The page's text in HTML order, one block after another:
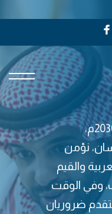
إتساقًا مع رؤية المملكة 2030م،
نؤمن
والقيم
وفي الوقت
ضروريان